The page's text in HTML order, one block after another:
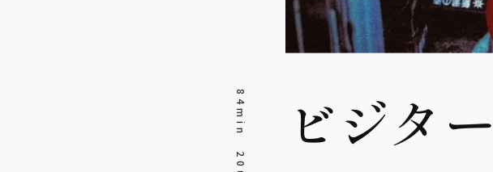
84min 2001 ビジタ